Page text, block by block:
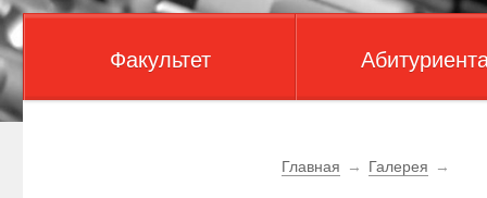
Факультет
Главная → Галерея →